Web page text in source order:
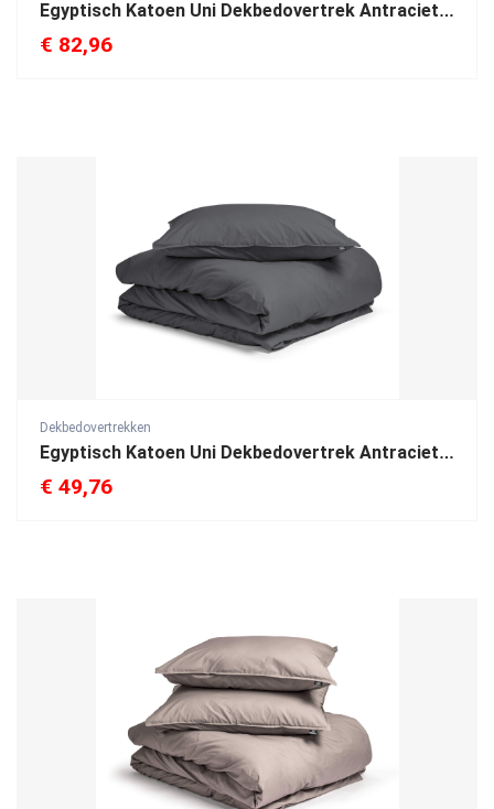
Egyptisch Katoen Uni Dekbedovertrek Antraciet 200 x 200/260
€ 82,96
Dekbedovertrekken
Egyptisch Katoen Uni Dekbedovertrek Antraciet 140 x 200/260
€ 49,76